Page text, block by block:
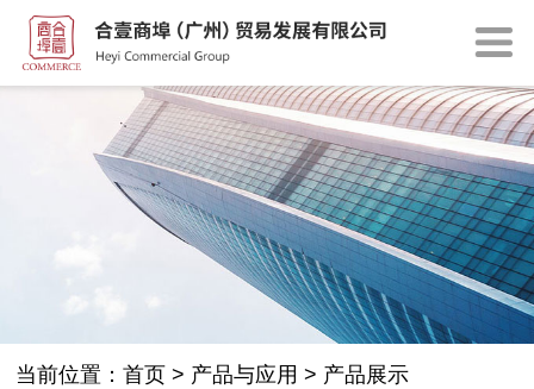
当前位置：首页 > 产品与应用 > 产品展示